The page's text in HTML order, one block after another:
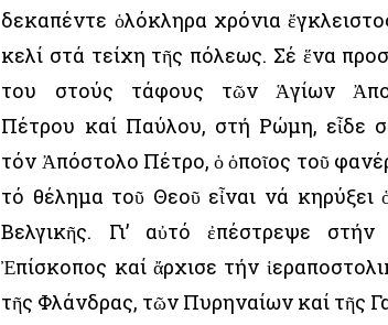
δεκαπέντε ὁλόκληρα χρόνια
κελί στά τείχη τῆς πόλεως. Σέ ἕνα
του στούς τάφους τῶν Ἁγίων
Πέτρου καί Παύλου, στή Ρώμη, εἶδε
τόν Ἀπόστολο Πέτρο, ὁ ὁποῖος τοῦ
τό θέλημα τοῦ Θεοῦ εἶναι νά
Βελγικῆς. Γι’ αὐτό ἐπέστρεψε
Ἐπίσκοπος καί ἄρχισε τήν
τῆς Φλάνδρας, τῶν Πυρηναίων καί τῆς